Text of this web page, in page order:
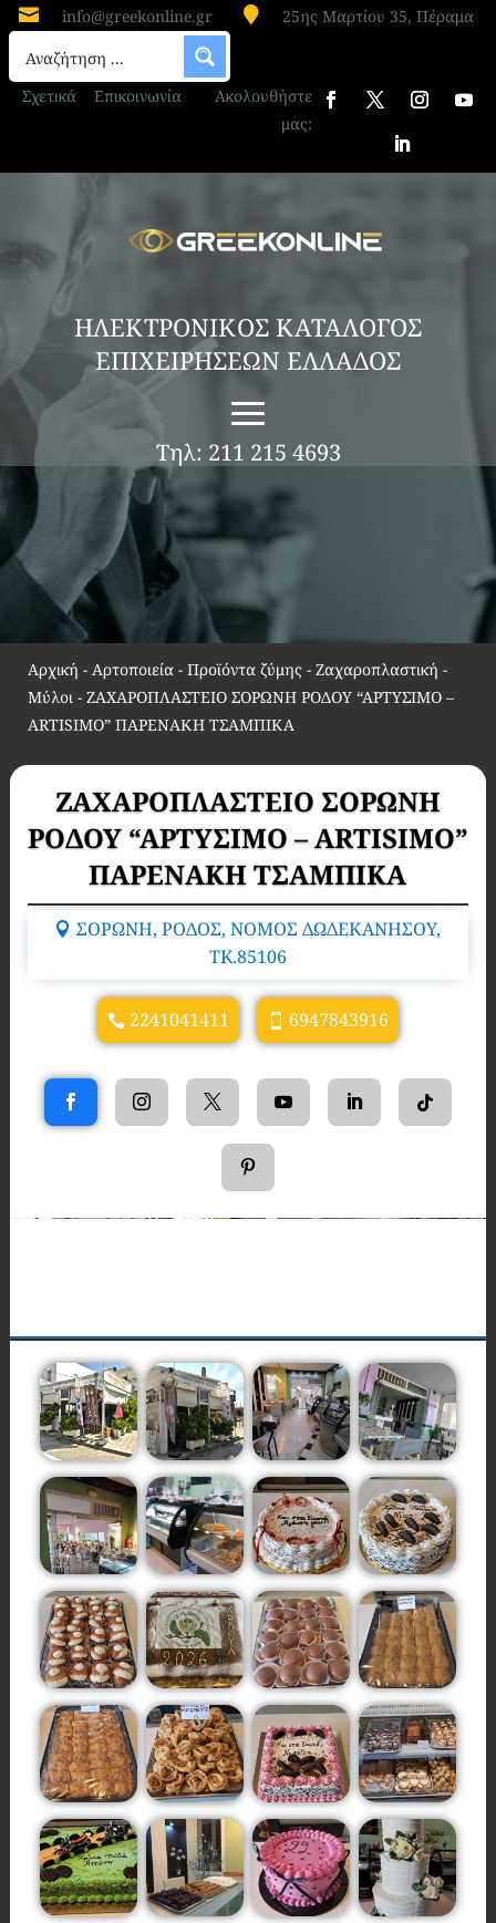
 info@greekonline.gr  25ης Μαρτίου 35, Πέραμα
Σχετικά Επικοινωνία
Ακολουθήστε
μας:
ΗΛΕΚΤΡΟΝΙΚΟΣ ΚΑΤΑΛΟΓΟΣ
ΕΠΙΧΕΙΡΗΣΕΩΝ ΕΛΛΑΔΟΣ
Τηλ: 211 215 4693
Αρχική - Αρτοποιεία - Προϊόντα ζύμης - Ζαχαροπλαστική -
Μύλοι- ΖΑΧΑΡΟΠΛΑΣΤΕΙΟ ΣΟΡΩΝΗ ΡΟΔΟΥ “ΑΡΤΥΣΙΜΟ –
ARTISIMO” ΠΑΡΕΝΑΚΗ ΤΣΑΜΠΙΚΑ
ΖΑΧΑΡΟΠΛΑΣΤΕΙΟ ΣΟΡΩΝΗ
ΡΟΔΟΥ “ΑΡΤΥΣΙΜΟ – ARTISIMO”
ΠΑΡΕΝΑΚΗ ΤΣΑΜΠΙΚΑ
ΣΟΡΩΝΗ, ΡΟΔΟΣ, ΝΟΜΟΣ ΔΩΔΕΚΑΝΗΣΟΥ,
TK.85106
2241041411 6947843916